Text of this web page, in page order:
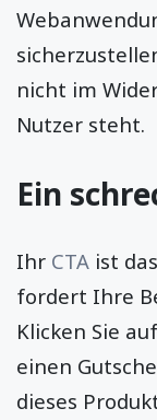
nicht im
Nutzer steht.
Ein
Ihr CTA ist
fordert Ihre
Klicken Sie
einen
dieses